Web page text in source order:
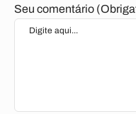
Seu comentário